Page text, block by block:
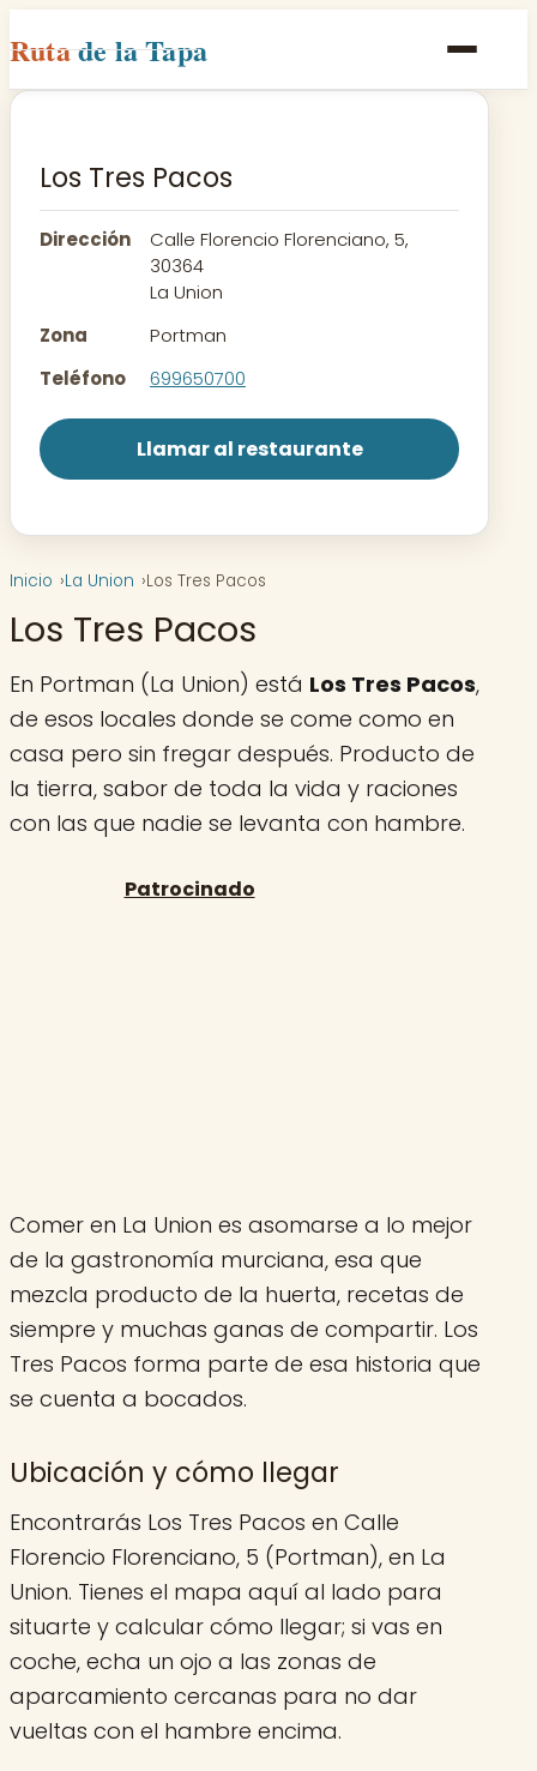
Rutade la Tapa
Inicio
Rutas
Contacto
Los Tres Pacos
Dirección
Calle Florencio Florenciano, 5,
30364
La Union
Zona
Portman
Teléfono
699650700
Llamar al restaurante
Inicio La Union Los Tres Pacos
Los Tres Pacos
En Portman (La Union) está Los Tres Pacos,
de esos locales donde se come como en
casa pero sin fregar después. Producto de
la tierra, sabor de toda la vida y raciones
con las que nadie se levanta con hambre.
Comer en La Union es asomarse a lo mejor
de la gastronomía murciana, esa que
mezcla producto de la huerta, recetas de
siempre y muchas ganas de compartir. Los
Tres Pacos forma parte de esa historia que
se cuenta a bocados.
Ubicación y cómo llegar
Encontrarás Los Tres Pacos en Calle
Florencio Florenciano, 5 (Portman), en La
Union. Tienes el mapa aquí al lado para
situarte y calcular cómo llegar; si vas en
coche, echa un ojo a las zonas de
aparcamiento cercanas para no dar
vueltas con el hambre encima.